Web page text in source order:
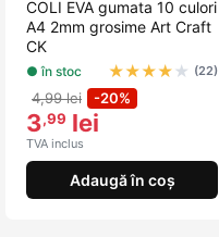
COLI EVA gumata 10 culori
A4 2mm grosime Art Craft
CK
● în stoc ★★★★ ★ (22)
4,99 lei -20%
3,99 lei
TVA inclus
Adaugă în coș